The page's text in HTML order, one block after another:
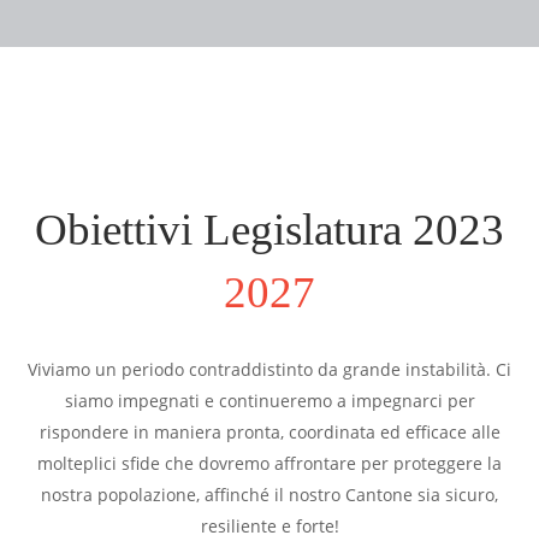
Obiettivi Legislatura 2023
2027
Viviamo un periodo contraddistinto da grande instabilità. Ci
siamo impegnati e continueremo a impegnarci per
rispondere in maniera pronta, coordinata ed efficace alle
molteplici sfide che dovremo affrontare per proteggere la
nostra popolazione, affinché il nostro Cantone sia sicuro,
resiliente e forte!